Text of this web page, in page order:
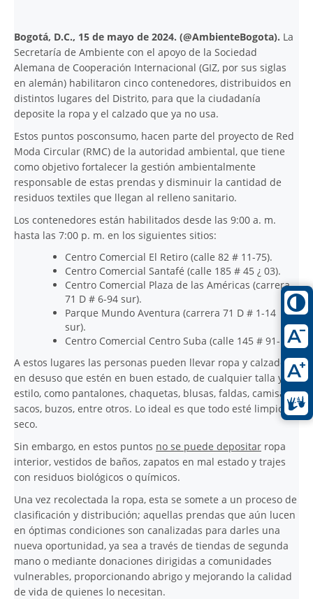
Bogotá, D.C., 15 de mayo de 2024. (@AmbienteBogota). La
Secretaría de Ambiente con el apoyo de la Sociedad
Alemana de Cooperación Internacional (GIZ, por sus siglas
en alemán) habilitaron cinco contenedores, distribuidos en
distintos lugares del Distrito, para que la ciudadanía
deposite la ropa y el calzado que ya no usa.
Estos puntos posconsumo, hacen parte del proyecto de Red
Moda Circular (RMC) de la autoridad ambiental, que tiene
como objetivo fortalecer la gestión ambientalmente
responsable de estas prendas y disminuir la cantidad de
residuos textiles que llegan al relleno sanitario.
Los contenedores están habilitados desde las 9:00 a. m.
hasta las 7:00 p. m. en los siguientes sitios:
Centro Comercial El Retiro (calle 82 # 11-75).
Centro Comercial Santafé (calle 185 # 45 ¿ 03).
Centro Comercial Plaza de las Américas (carrera
71 D # 6-94 sur).
Parque Mundo Aventura (carrera 71 D # 1-14
sur).
Centro Comercial Centro Suba (calle 145 # 91-19).
A estos lugares las personas pueden llevar ropa y calzado
en desuso que estén en buen estado, de cualquier talla y
estilo, como pantalones, chaquetas, blusas, faldas, camisas,
sacos, buzos, entre otros. Lo ideal es que todo esté limpio y
seco.
Sin embargo, en estos puntos no se puede depositar ropa
interior, vestidos de baños, zapatos en mal estado y trajes
con residuos biológicos o químicos.
Una vez recolectada la ropa, esta se somete a un proceso de
clasificación y distribución; aquellas prendas que aún lucen
en óptimas condiciones son canalizadas para darles una
nueva oportunidad, ya sea a través de tiendas de segunda
mano o mediante donaciones dirigidas a comunidades
vulnerables, proporcionando abrigo y mejorando la calidad
de vida de quienes lo necesitan.